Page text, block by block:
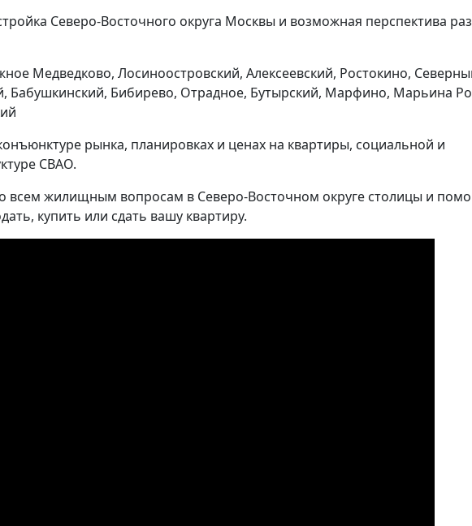
Северо-Восточного округа Москвы и возможная перспектива
Медведково, Лосиноостровский, Алексеевский, Ростокино,
Бабушкинский, Бибирево, Отрадное, Бутырский, Марфино, Марьина
рынка, планировках и ценах на квартиры, социальной и
СВАО.
всем жилищным вопросам в Северо-Восточном округе столицы и
купить или сдать вашу квартиру.